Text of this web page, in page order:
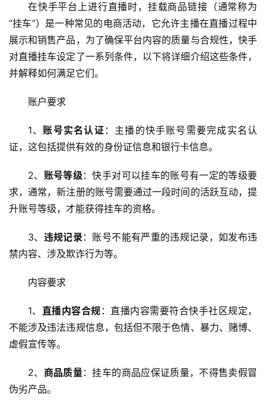
在快手平台上进行直播时，挂载商品链接（通常称为
“挂车”）是一种常见的电商活动，它允许主播在直播过程中
展示和销售产品，为了确保平台内容的质量与合规性，快手
对直播挂车设定了一系列条件，以下将详细介绍这些条件，
并解释如何满足它们。
账户要求
1、 账号实名认证 ：主播的快手账号需要完成实名认
证，这包括提供有效的身份证信息和银行卡信息。
2、 账号等级 ：快手对可以挂车的账号有一定的等级要
求，通常，新注册的账号需要通过一段时间的活跃互动，提
升账号等级，才能获得挂车的资格。
3、 违规记录 ：账号不能有严重的违规记录，如发布违
禁内容、涉及欺诈行为等。
内容要求
1、 直播内容合规 ：直播内容需要符合快手社区规定，
不能涉及违法违规信息，包括但不限于色情、暴力、赌博、
虚假宣传等。
2、 商品质量：挂车的商品应保证质量，不得售卖假冒
伪劣产品。